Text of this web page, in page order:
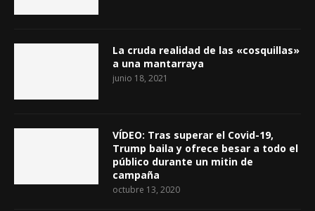
La cruda realidad de las «cosquillas»
a una mantarraya
junio 18, 2021
VÍDEO: Tras superar el Covid-19,
Trump baila y ofrece besar a todo el
público durante un mitin de
campaña
octubre 13, 2020